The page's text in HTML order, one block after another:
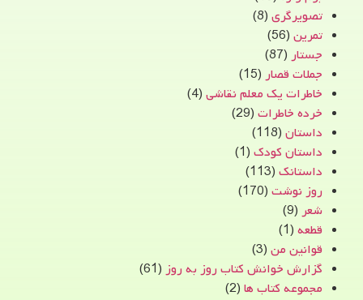
تصویرگری (8)
تمرین (56)
جستار (87)
جملات قصار (15)
خاطرات یک معلم نقاشی (4)
خرده خاطرات (29)
داستان (118)
داستان کودک (1)
داستانک (113)
روز نوشت (170)
شعر (9)
قطعه (1)
قوانین من (3)
گزارش خوانش کتاب روز به روز (61)
مجموعه کتاب ها (2)